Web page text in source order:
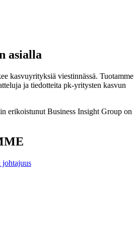
asialla
kasvuyrityksiä viestinnässä. Tuotamme
ja tiedotteita pk-yritysten kasvun
erikoistunut Business Insight Group on